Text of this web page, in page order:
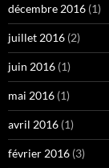
décembre 2016 (1)
juillet 2016 (2)
juin 2016 (1)
mai 2016 (1)
avril 2016 (1)
février 2016 (3)